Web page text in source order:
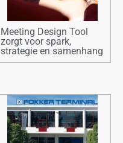
Meeting Design Tool
zorgt voor spark,
strategie en samenhang